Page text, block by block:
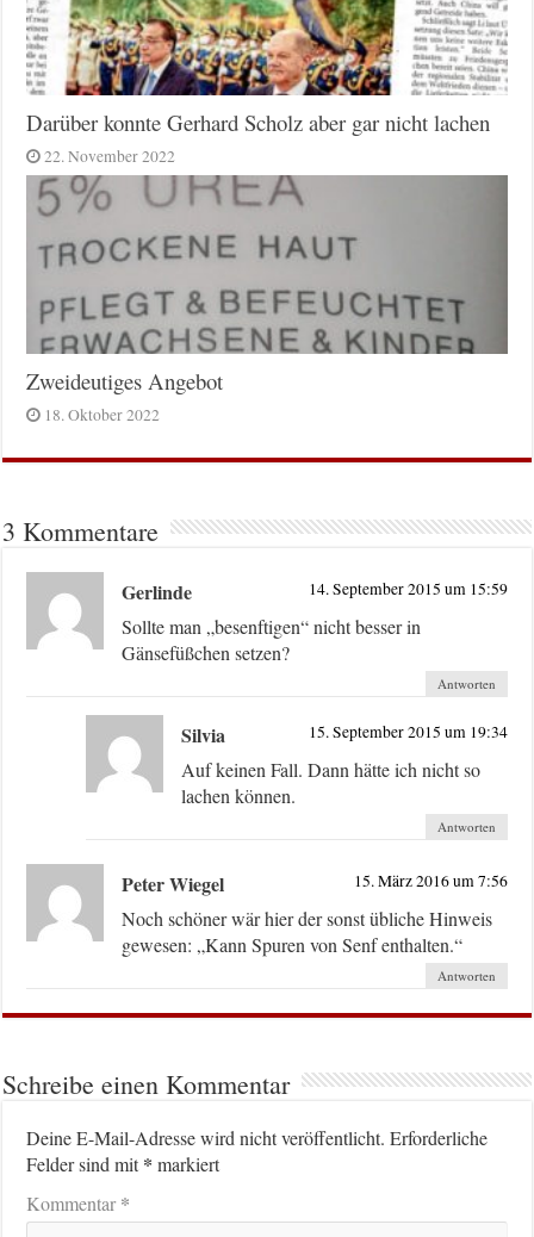
Darüber konnte Gerhard Scholz aber gar nicht lachen
22. November 2022
Zweideutiges Angebot
18. Oktober 2022
3 Kommentare
Gerlinde 14. September 2015 um 15:59
Sollte man „besenftigen“ nicht besser in
Gänsefüßchen setzen?
Antworten
Silvia 15. September 2015 um 19:34
Auf keinen Fall. Dann hätte ich nicht so
lachen können.
Antworten
Peter Wiegel 15. März 2016 um 7:56
Noch schöner wär hier der sonst übliche Hinweis
gewesen: „Kann Spuren von Senf enthalten.“
Antworten
Schreibe einen Kommentar
Deine E-Mail-Adresse wird nicht veröffentlicht. Erforderliche
Felder sind mit* markiert
Kommentar*